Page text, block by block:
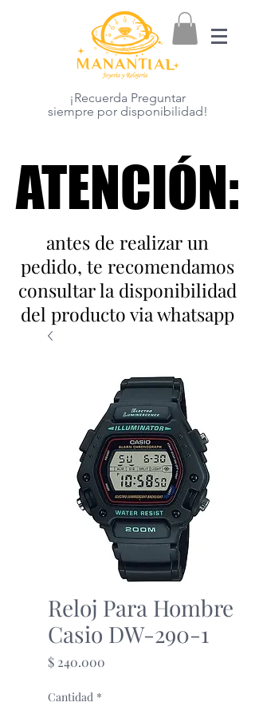
¡Recuerda Preguntar
siempre por disponibilidad!
ATENCIÓN:
ATENCIÓN:
antes de realizar un
pedido, te recomendamos
consultar la disponibilidad
del producto via whatsapp
Reloj Para Hombre
Casio DW-290-1
$ 240.000
Cantidad *